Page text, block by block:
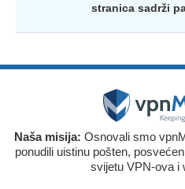
stranica sadrži
Naša misija: Osnovali smo
ponudili uistinu pošten,
svijetu VPN-ova i